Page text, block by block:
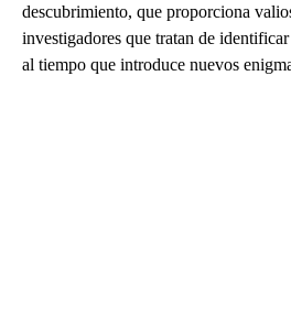
descubrimiento, que proporciona
investigadores que tratan de
al tiempo que introduce nuevos